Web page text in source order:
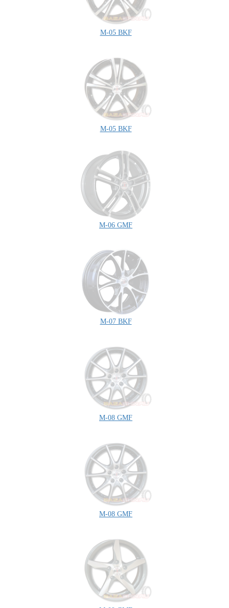
M-05 BKF
M-05 BKF
M-06 GMF
M-07 BKF
M-08 GMF
M-08 GMF